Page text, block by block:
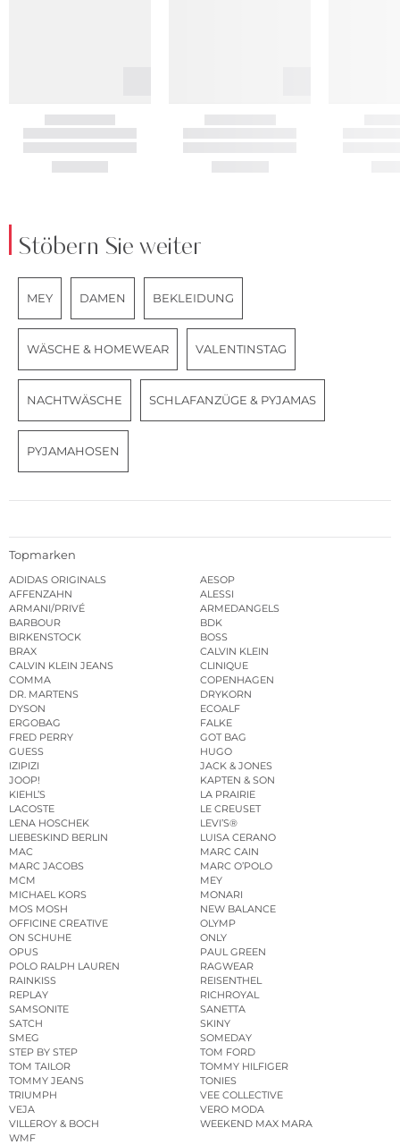
Stöbern Sie weiter
MEY DAMEN BEKLEIDUNG
WÄSCHE & HOMEWEAR VALENTINSTAG
NACHTWÄSCHE SCHLAFANZÜGE & PYJAMAS
PYJAMAHOSEN
Topmarken
ADIDAS ORIGINALS
AESOP
AFFENZAHN
ALESSI
ARMANI/PRIVÉ
ARMEDANGELS
BARBOUR
BDK
BIRKENSTOCK
BOSS
BRAX
CALVIN KLEIN
CALVIN KLEIN JEANS
CLINIQUE
COMMA
COPENHAGEN
DR. MARTENS
DRYKORN
DYSON
ECOALF
ERGOBAG
FALKE
FRED PERRY
GOT BAG
GUESS
HUGO
IZIPIZI
JACK & JONES
JOOP!
KAPTEN & SON
KIEHL’S
LA PRAIRIE
LACOSTE
LE CREUSET
LENA HOSCHEK
LEVI’S®
LIEBESKIND BERLIN
LUISA CERANO
MAC
MARC CAIN
MARC JACOBS
MARC O’POLO
MCM
MEY
MICHAEL KORS
MONARI
MOS MOSH
NEW BALANCE
OFFICINE CREATIVE
OLYMP
ON SCHUHE
ONLY
OPUS
PAUL GREEN
POLO RALPH LAUREN
RAGWEAR
RAINKISS
REISENTHEL
REPLAY
RICHROYAL
SAMSONITE
SANETTA
SATCH
SKINY
SMEG
SOMEDAY
STEP BY STEP
TOM FORD
TOM TAILOR
TOMMY HILFIGER
TOMMY JEANS
TONIES
TRIUMPH
VEE COLLECTIVE
VEJA
VERO MODA
VILLEROY & BOCH
WEEKEND MAX MARA
WMF